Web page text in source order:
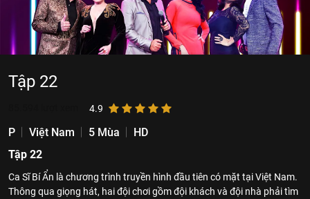
Tập 22
4.9
P Việt Nam 5 Mùa
HD
Tập 22
Ca Sĩ Bí Ẩn là chương trình truyền hình đầu tiên có mặt tại Việt Nam.
Thông qua giọng hát, hai đội chơi gồm đội khách và đội nhà phải tìm